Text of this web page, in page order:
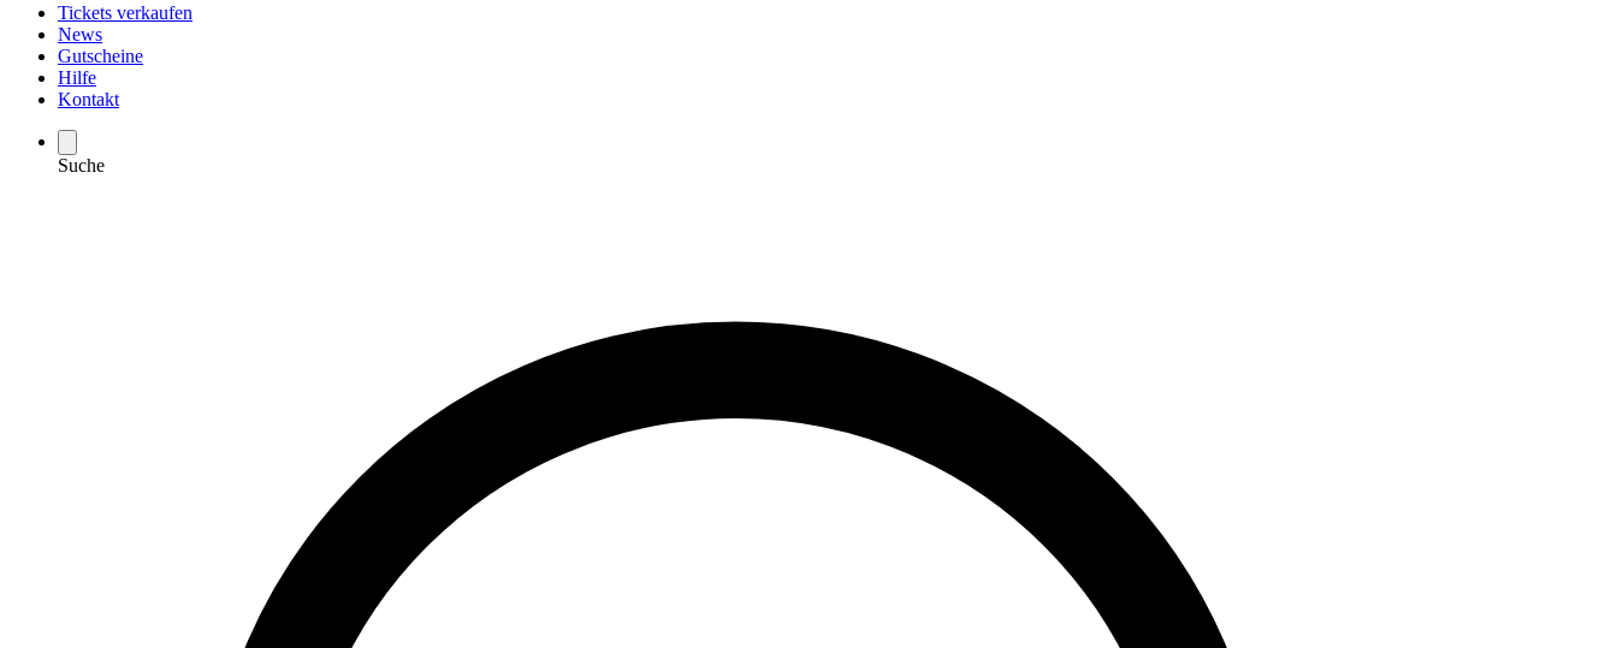
Tickets verkaufen
News
Gutscheine
Hilfe
Kontakt
Suche